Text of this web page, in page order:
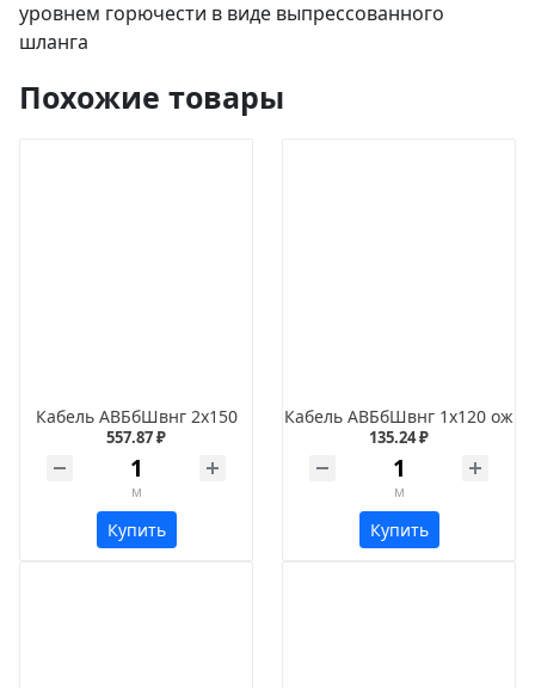
уровнем горючести в виде выпрессованного
шланга
Похожие товары
Кабель АВБбШвнг 2х150
557.87 ₽
м
Купить
Кабель АВБбШвнг 1х120 ож
135.24 ₽
м
Купить